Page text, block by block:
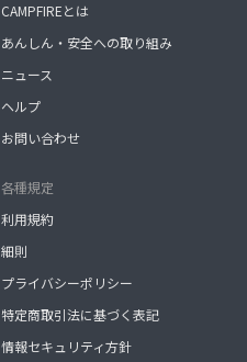
CAMPFIREとは
あんしん・安全への取り組み
ニュース
ヘルプ
お問い合わせ
各種規定
利用規約
細則
プライバシーポリシー
特定商取引法に基づく表記
情報セキュリティ方針